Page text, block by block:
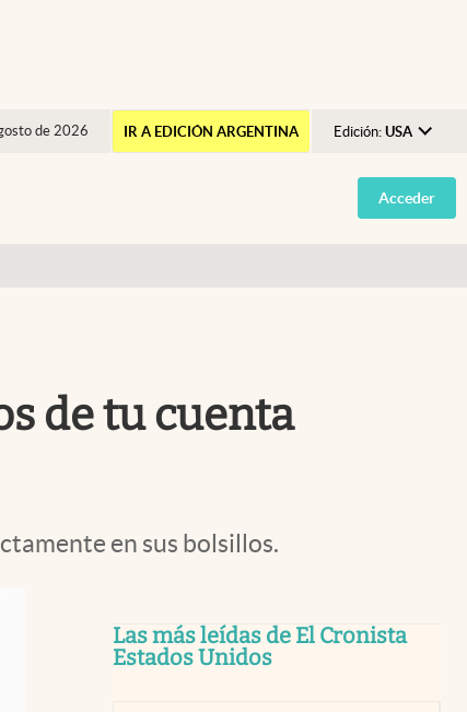
de 2026 IR A EDICIÓN ARGENTINA Edición: USA
Argentina
España
Acceder
de tu cuenta
en sus bolsillos.
Las más leídas de El Cronista
Estados Unidos